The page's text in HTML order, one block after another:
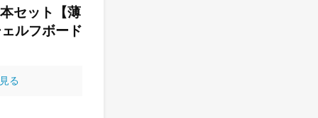
セット【薄
ルフボード
る